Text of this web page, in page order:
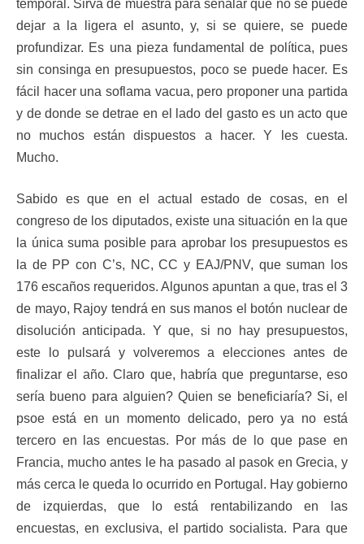
temporal. Sirva de muestra para señalar que no se puede
dejar a la ligera el asunto, y, si se quiere, se puede
profundizar. Es una pieza fundamental de política, pues
sin consinga en presupuestos, poco se puede hacer. Es
fácil hacer una soflama vacua, pero proponer una partida
y de donde se detrae en el lado del gasto es un acto que
no muchos están dispuestos a hacer. Y les cuesta.
Mucho.
Sabido es que en el actual estado de cosas, en el
congreso de los diputados, existe una situación en la que
la única suma posible para aprobar los presupuestos es
la de PP con C’s, NC, CC y EAJ/PNV, que suman los
176 escaños requeridos. Algunos apuntan a que, tras el 3
de mayo, Rajoy tendrá en sus manos el botón nuclear de
disolución anticipada. Y que, si no hay presupuestos,
este lo pulsará y volveremos a elecciones antes de
finalizar el año. Claro que, habría que preguntarse, eso
sería bueno para alguien? Quien se beneficiaría? Si, el
psoe está en un momento delicado, pero ya no está
tercero en las encuestas. Por más de lo que pase en
Francia, mucho antes le ha pasado al pasok en Grecia, y
más cerca le queda lo ocurrido en Portugal. Hay gobierno
de izquierdas, que lo está rentabilizando en las
encuestas, en exclusiva, el partido socialista. Para que